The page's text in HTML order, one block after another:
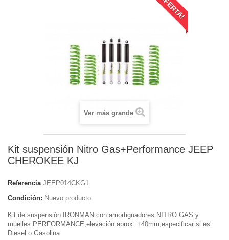
¡OFERTA!
Ver más grande
Kit suspensión Nitro Gas+Performance JEEP
CHEROKEE KJ
Referencia JEEP014CKG1
Condición: Nuevo producto
Kit de suspensión IRONMAN con amortiguadores NITRO GAS y
muelles PERFORMANCE,elevación aprox. +40mm,especificar si es
Diesel o Gasolina.